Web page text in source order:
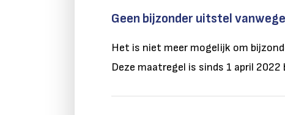
Geen bijzonder uitstel
Het is niet meer mogelijk om
Deze maatregel is sinds 1 april 2022